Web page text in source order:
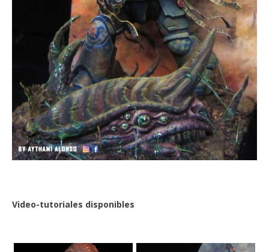
Video-tutoriales disponibles